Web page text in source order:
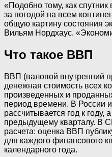
«Подобно тому, как
за погодой на всем
общую картину состояния
Вильям Нордхаус.
Что такое ВВП
ВВП (валовой внутренний
денежная стоимость всех
произведенных и
период времени. В России
рассчитывается год к году,
предыдущему кварталу. В
расчета: оценка ВВП
для каждого финансового
календарного года.